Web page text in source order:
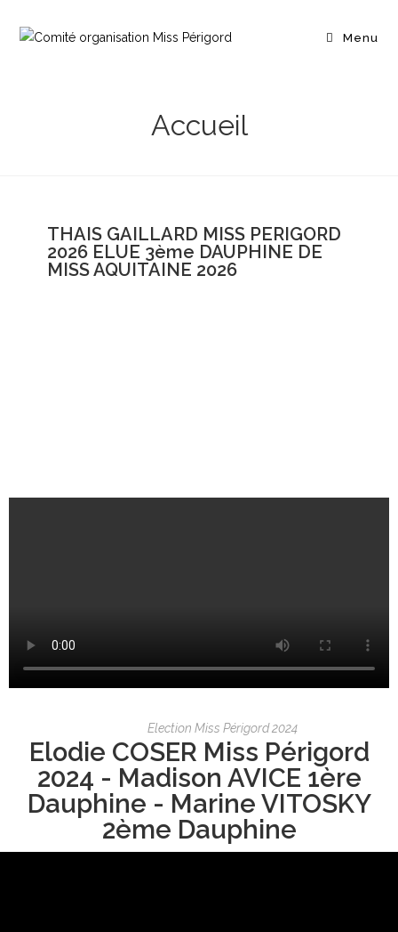
Menu
Accueil
THAIS GAILLARD MISS PERIGORD
2026 ELUE 3ème DAUPHINE DE
MISS AQUITAINE 2026
Election Miss Périgord 2024
Elodie COSER Miss Périgord
2024 - Madison AVICE 1ère
Dauphine - Marine VITOSKY
2ème Dauphine